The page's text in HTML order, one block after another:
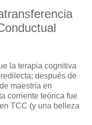
la terapia cognitiva
después de
maestría en
corriente teórica fue
TCC (y una belleza